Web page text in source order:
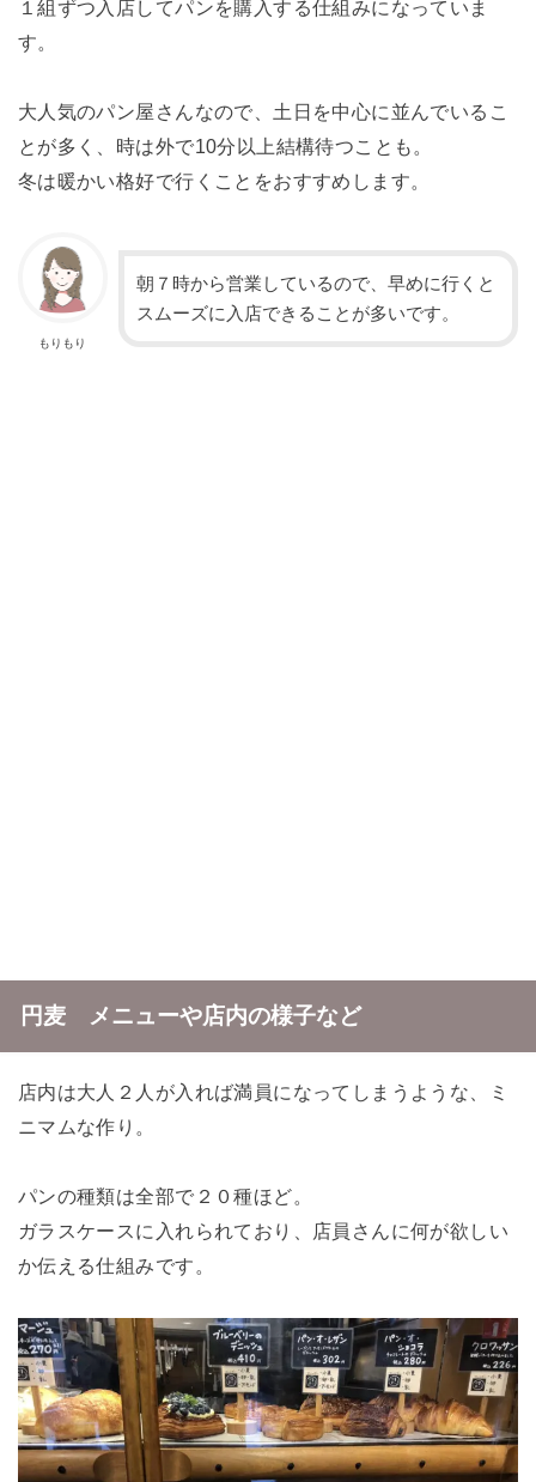
１組ずつ入店してパンを購入する仕組みになっていま
す。
大人気のパン屋さんなので、土日を中心に並んでいるこ
とが多く、時は外で10分以上結構待つことも。
冬は暖かい格好で行くことをおすすめします。
もりもり
朝７時から営業しているので、早めに行くと
スムーズに入店できることが多いです。
円麦 メニューや店内の様子など
店内は大人２人が入れば満員になってしまうような、ミ
ニマムな作り。
パンの種類は全部で２０種ほど。
ガラスケースに入れられており、店員さんに何が欲しい
か伝える仕組みです。